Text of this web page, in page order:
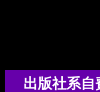
出版社系自